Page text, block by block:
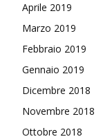
Aprile 2019
Marzo 2019
Febbraio 2019
Gennaio 2019
Dicembre 2018
Novembre 2018
Ottobre 2018